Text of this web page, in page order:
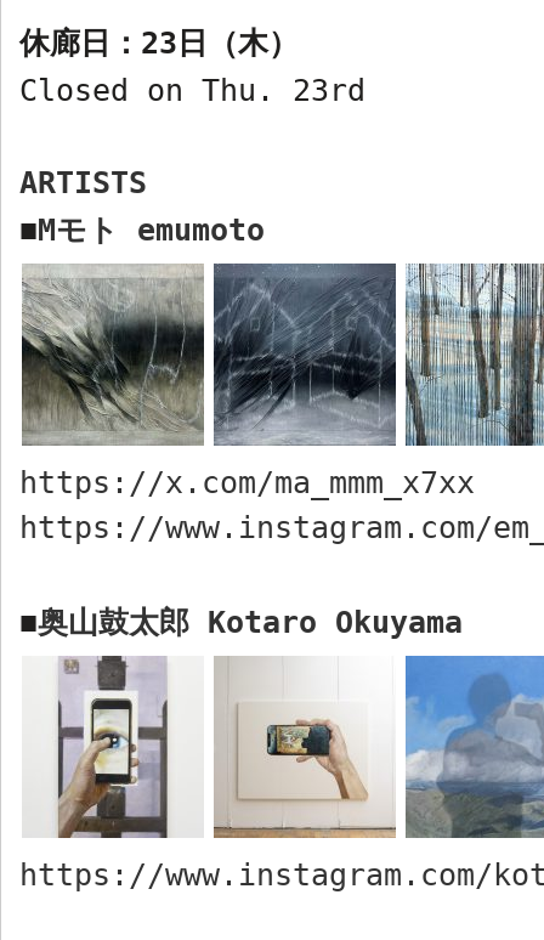
休廊日： 23 日（木）
Closed on Thu. 23rd
ARTISTS
■Mモト emumoto
https://x.com/ma_mmm_x7xx
https://www.instagram.com/
■奥山鼓太郎 Kotaro Okuyama
https://www.instagram.com/